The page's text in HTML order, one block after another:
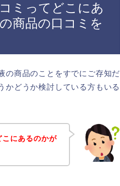
ミってどこにあ
商品の口コミを
の商品のことをすでにご存知だ
かどうか検討している方もいる
にあるのかが